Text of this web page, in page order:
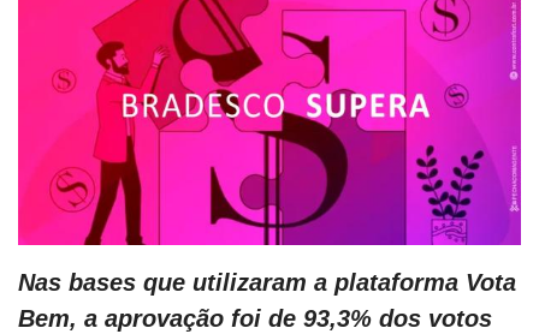
Nas bases que utilizaram a plataforma Vota
Bem, a aprovação foi de 93,3% dos votos